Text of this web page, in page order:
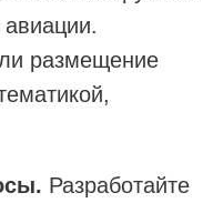
размещение
Разработайте